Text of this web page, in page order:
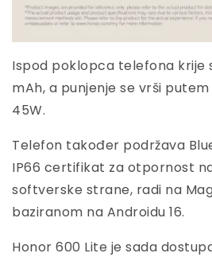
Ispod poklopca telefona krije
mAh, a punjenje se vrši
45W.
Telefon također podržava
IP66 certifikat za otpornost
softverske strane, radi na
baziranom na Androidu 16.
Honor 600 Lite je sada